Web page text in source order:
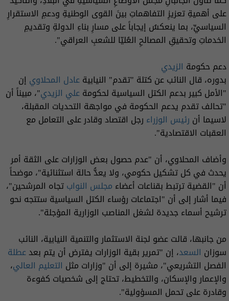
على أهميةِ تعزيزِ التفاهماتِ بينَ القوى الوطنيةِ ودعمِ الاستقرارِ
السياسيِّ، بما ينعكسُ إيجاباً على مسارِ بناءِ الدولةِ وتقديمِ
الخدماتِ وتحقيقِ المصالحِ العُليّا للشعبِ العراقي".
دعم حكومة الزيدي
بدوره، قال النائب عن كتلة "تقدم" النيابيةعادل المحلاوي إن
"الأمل كبير بدعم الكتل السياسية لحكومةعلي الزيدي"، مبيناً أن
"تحالف تقدم يدعم الحكومة في مواجهة التحديات المقبلة،
لاسيما أن رئيس الوزراء رجل اقتصاد وقادر على التعامل مع
العقبات الاقتصادية".
وأضاف المحلاوي، أن "عدم حصول بعض الوزارات على الثقة أمر
يحدث في كل تشكيل حكومي، ولا يعدُّ حالة استثنائية"، موضحاً
أن "القضية ترتبط بقناعات أعضاء مجلس النوابتجاه المرشحين"،
فيما أشار إلى أن "اجتماعات رؤساء الكتل السياسية ستتجه نحو
ترشيح أسماء جديدة لشغل المناصب الوزارية المؤجلة".
من جانبها، قالت عضو لجنة الاستثمار والتنمية النيابية، النائب
سوزان السعد، إن "تمرير بقية الوزارات يفترض أن يتم بعدعطلة
الفصل التشريعي"، مشيرة إلى أن "وزارات مثل التعليم العالي،
والإعمار والإسكان، والتخطيط، تحتاج إلى شخصيات كفوءة
وقادرة على تحمل المسؤولية".